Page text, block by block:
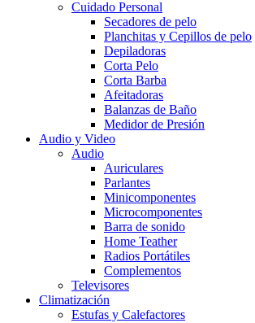
Cuidado Personal
Secadores de pelo
Planchitas y Cepillos de pelo
Depiladoras
Corta Pelo
Corta Barba
Afeitadoras
Balanzas de Baño
Medidor de Presión
Audio y Video
Audio
Auriculares
Parlantes
Minicomponentes
Microcomponentes
Barra de sonido
Home Teather
Radios Portátiles
Complementos
Televisores
Climatización
Estufas y Calefactores